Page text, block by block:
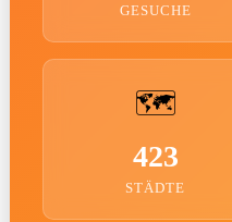
GESUCHE
🗺️
423
STÄDTE